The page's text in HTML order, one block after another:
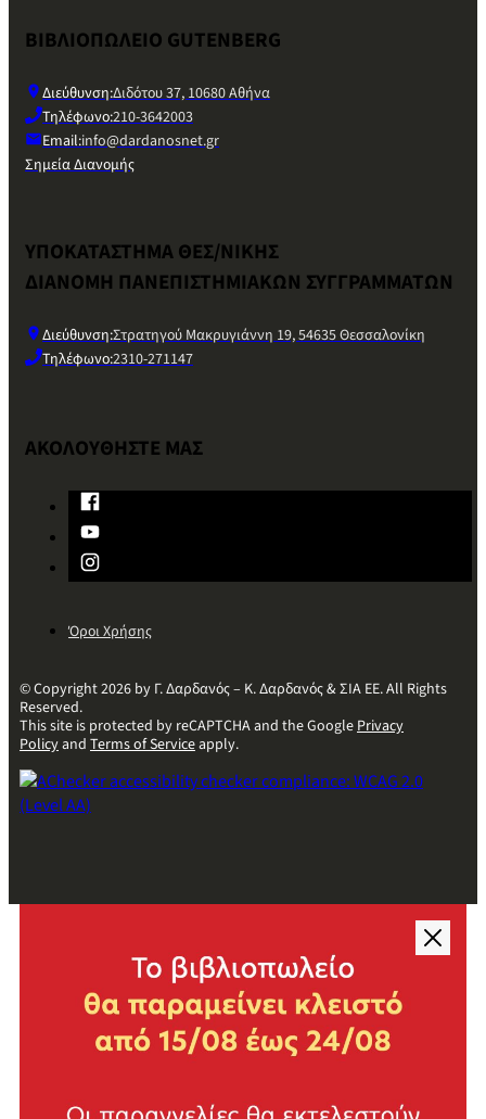
ΒΙΒΛΙΟΠΩΛΕΙΟ GUTENBERG
Διεύθυνση:Διδότου 37, 10680 Αθήνα
Τηλέφωνο:210-3642003
Email:info@dardanosnet.gr
Σημεία Διανομής
ΥΠΟΚΑΤΑΣΤΗΜΑ ΘΕΣ/ΝΙΚΗΣ
ΔΙΑΝΟΜΗ ΠΑΝΕΠΙΣΤΗΜΙΑΚΩΝ ΣΥΓΓΡΑΜΜΑΤΩΝ
Διεύθυνση:Στρατηγού Μακρυγιάννη 19, 54635 Θεσσαλονίκη
Τηλέφωνο:2310-271147
ΑΚΟΛΟΥΘΗΣΤΕ ΜΑΣ
Όροι Χρήσης
© Copyright 2026 by Γ. Δαρδανός – Κ. Δαρδανός & ΣΙΑ ΕΕ. All Rights
Reserved.
This site is protected by reCAPTCHA and the GooglePrivacy
Policyand Terms of Serviceapply.